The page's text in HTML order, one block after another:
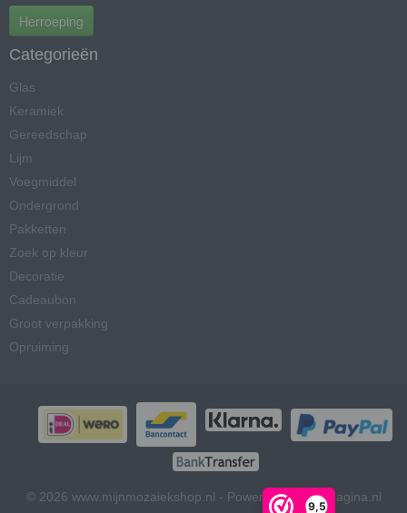
9,5
Herroeping
Categorieën
Glas
Keramiek
Gereedschap
Lijm
Voegmiddel
Ondergrond
Pakketten
Zoek op kleur
Decoratie
Cadeaubon
Groot verpakking
Opruiming
© 2026 www.mijnmozaiekshop.nl - Powered by Shoppagina.nl